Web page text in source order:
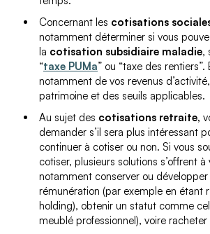
Concernant les cotisations
notamment déterminer si vous
la cotisation subsidiaire maladie,
“taxe PUMa” ou “taxe des rentiers”.
notamment de vos revenus
patrimoine et des seuils applicables.
Au sujet des cotisations retraite,
demander s’il sera plus intéressant
continuer à cotiser ou non. Si vous
cotiser, plusieurs solutions s’offrent
notamment conserver ou
rémunération (par exemple en étant
holding), obtenir un statut comme
meublé professionnel), voire